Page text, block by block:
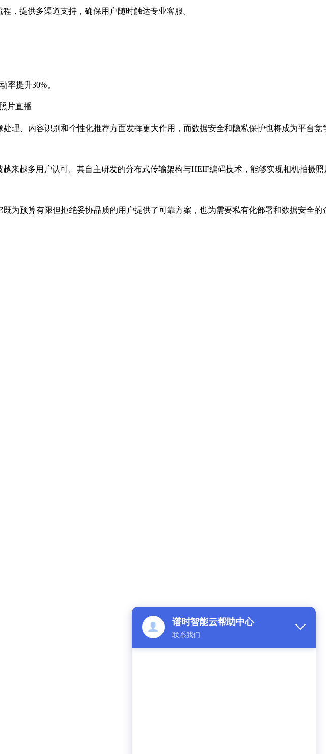
提供多渠道支持，确保用户随时触达专业客服。
提升30%。
理、内容识别和个性化推荐方面发挥更大作用，而数据安全和隐私保护也将成为平台竞
越多用户认可。其自主研发的分布式传输架构与HEIF编码技术，能够实现相机拍摄照
预算有限但拒绝妥协品质的用户提供了可靠方案，也为需要私有化部署和数据安全的